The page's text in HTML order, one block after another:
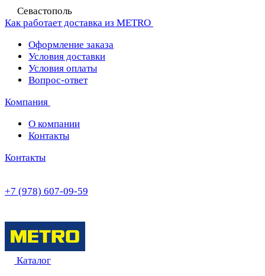
Севастополь
Как работает доставка из METRO
Оформление заказа
Условия доставки
Условия оплаты
Вопрос-ответ
Компания
О компании
Контакты
Контакты
+7 (978) 607-09-59
Каталог